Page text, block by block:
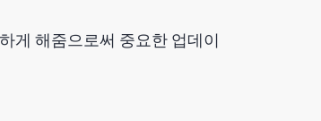
게 해줌으로써 중요한 업데이